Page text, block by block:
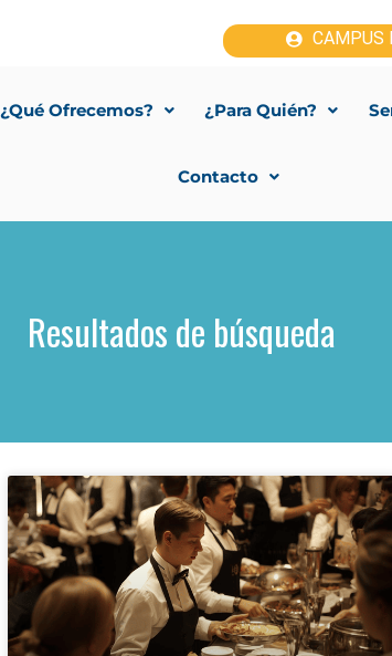
CAMPUS
¿Qué Ofrecemos? ¿Para Quién?
Contacto
Resultados de búsqueda